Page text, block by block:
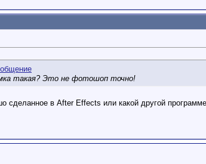
такая? Это не фотошоп точно!
сделанное в After Effects или какой другой